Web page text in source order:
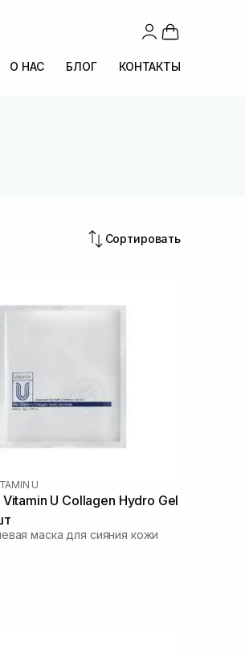
О НАС БЛОГ КОНТАКТЫ
Сортировать
U
Vitamin U Collagen Hydro Gel
маска для сияния кожи